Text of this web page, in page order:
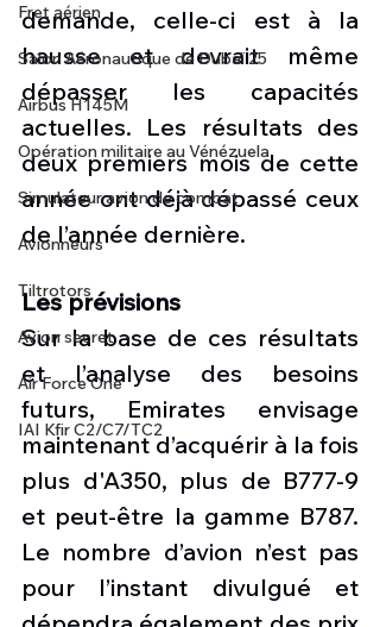
Fret aérien
Salon Aéronautique de Dubaï 25
Airbus H145M
Opération militaire au Vénézuela
Simulateur avion de combat
Avionneurs
Tiltrotors
Avion secret
Air Force One
IAI Kfir C2/C7/TC2
demande, celle-ci est à la
hausse et devrait même
dépasser les capacités
actuelles. Les résultats des
deux premiers mois de cette
année ont déjà dépassé ceux
de l’année dernière.
Les prévisions
Sur la base de ces résultats
et l’analyse des besoins
futurs, Emirates envisage
maintenant d’acquérir à la fois
plus d'A350, plus de B777-9
et peut-être la gamme B787.
Le nombre d’avion n’est pas
pour l’instant divulgué et